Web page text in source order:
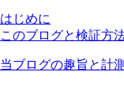
はじめに
このブログと検証方
当ブログの趣旨と計